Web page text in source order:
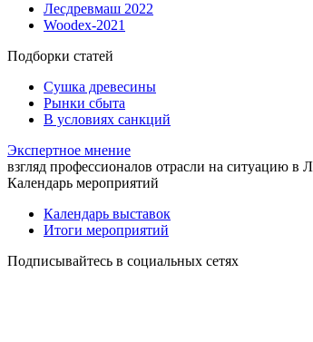
Лесдревмаш 2022
Woodex-2021
Подборки статей
Сушка древесины
Рынки сбыта
В условиях санкций
Экспертное мнение
взгляд профессионалов отрасли на ситуацию в
Календарь мероприятий
Календарь выставок
Итоги мероприятий
Подписывайтесь в социальных сетях